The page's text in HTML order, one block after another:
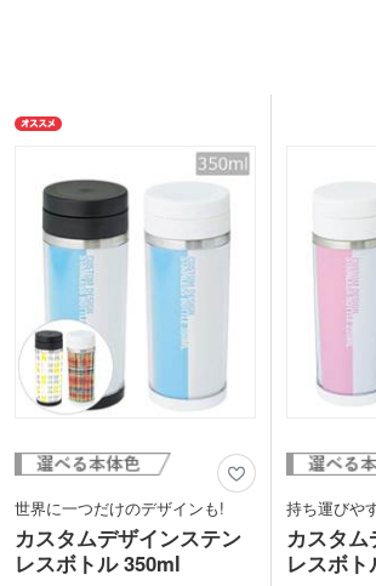
世界に一つだけのデザインも!
カスタムデザインステン
レスボトル 350ml
持ち運びや
カスタ
レスボ